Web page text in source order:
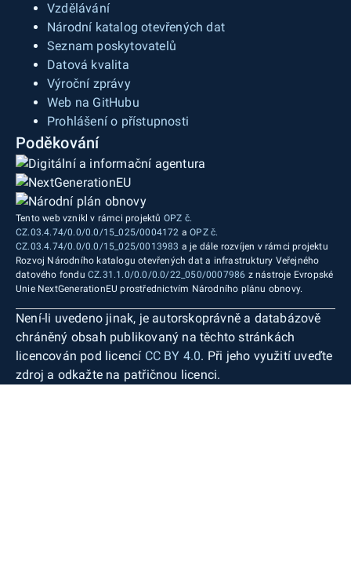
Vzdělávání
Národní katalog otevřených dat
Seznam poskytovatelů
Datová kvalita
Výroční zprávy
Web na GitHubu
Prohlášení o přístupnosti
Poděkování
Tento web vznikl v rámci projektů OPZ č.
CZ.03.4.74/0.0/0.0/15_025/0004172 aOPZ č.
CZ.03.4.74/0.0/0.0/15_025/0013983 a je dále rozvíjen v rámci projektu
Rozvoj Národního katalogu otevřených dat a infrastruktury Veřejného
datového fondu CZ.31.1.0/0.0/0.0/22_050/0007986 z nástroje Evropské
Unie NextGenerationEU prostřednictvím Národního plánu obnovy.
Není-li uvedeno jinak, je autorskoprávně a databázově
chráněný obsah publikovaný na těchto stránkách
licencován pod licencí CC BY 4.0. Při jeho využití uveďte
zdroj a odkažte na patřičnou licenci.